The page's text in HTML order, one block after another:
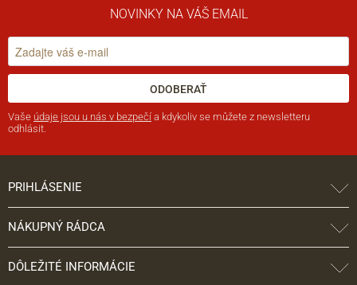
NOVINKY NA VÁŠ EMAIL
ODOBERAŤ
Vaše údaje jsou u nás v bezpečí a kdykoliv se můžete z newsletteru
odhlásit.
PRIHLÁSENIE
NÁKUPNÝ RÁDCA
DÔLEŽITÉ INFORMÁCIE